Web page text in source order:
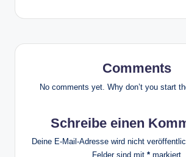
Comments
No comments yet. Why don’t you start
Schreibe einen
Deine E-Mail-Adresse wird nicht
Felder sind mit * markiert